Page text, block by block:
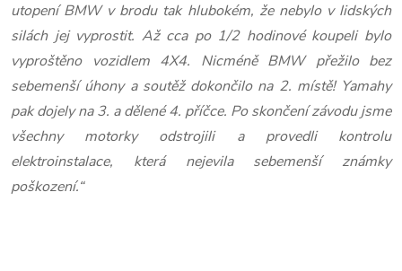
utopení BMW v brodu tak hlubokém, že nebylo v lidských
silách jej vyprostit. Až cca po 1/2 hodinové koupeli bylo
vyproštěno vozidlem 4X4. Nicméně BMW přežilo bez
sebemenší úhony a soutěž dokončilo na 2. místě! Yamahy
pak dojely na 3. a dělené 4. příčce. Po skončení závodu jsme
všechny motorky odstrojili a provedli kontrolu
elektroinstalace, která nejevila sebemenší známky
poškození.“